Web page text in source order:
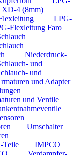
4 (8mm)
LPG-
Faro
Niederdruck-
und
und
und Adapter
und Ventile
Umschalter
IMPCO